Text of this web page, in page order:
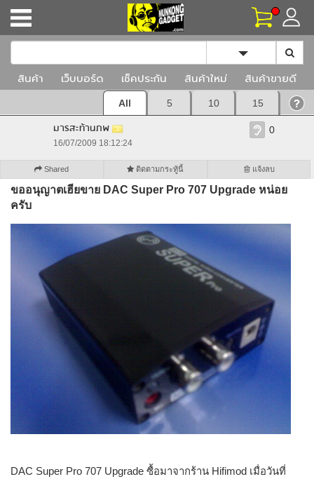
Toggle
สินค้า เว็บบอร์ด เช็คประกัน สินค้าใหม่ สินค้าขายดี
All 5 10 15
มารสะท้านภพ
16/07/2009 18:12:24
0
Shared ติดตามกระทู้นี้ แจ้งลบ
ขออนุญาตเฮียขาย DAC Super Pro 707 Upgrade หน่อย
ครับ
DAC Super Pro 707 Upgrade ซื้อมาจากร้าน Hifimod เมื่อวันที่